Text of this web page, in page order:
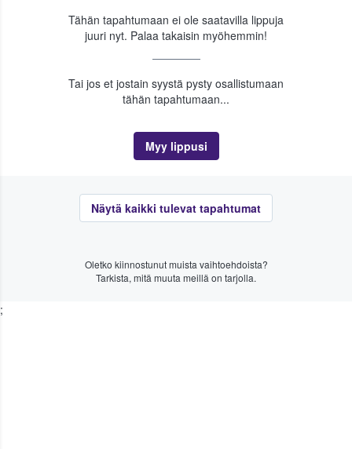
Tähän tapahtumaan ei ole saatavilla lippuja
juuri nyt. Palaa takaisin myöhemmin!
Tai jos et jostain syystä pysty osallistumaan
tähän tapahtumaan...
Myy lippusi
Näytä kaikki tulevat tapahtumat
Oletko kiinnostunut muista vaihtoehdoista?
Tarkista, mitä muuta meillä on tarjolla.
;